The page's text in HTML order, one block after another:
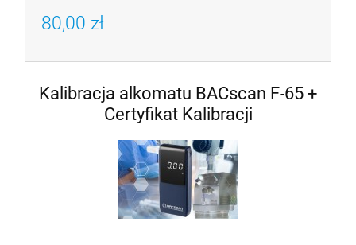
80,00 zł
Kalibracja alkomatu BACscan F-65 +
Certyfikat Kalibracji